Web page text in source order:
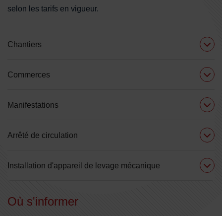
selon les tarifs en vigueur.
Chantiers
Commerces
Manifestations
Arrêté de circulation
Installation d'appareil de levage mécanique
Où s'informer